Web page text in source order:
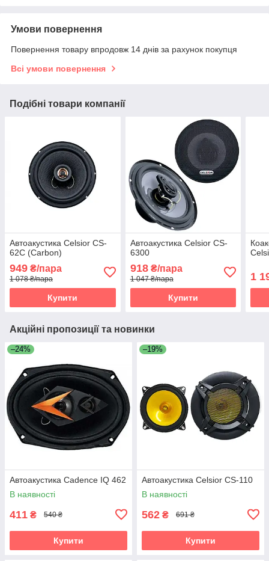
Умови повернення
Повернення товару впродовж 14 днів за рахунок покупця
Всі умови повернення
Подібні товари компанії
Автоакустика Celsior CS-
62С (Carbon)
949 ₴/пара
1 078 ₴/пара
Купити
Автоакустика Celsior CS-
6300
918₴/пара
1 047 ₴/пара
Купити
1
Акційні пропозиції та новинки
–24%
Автоакустика Cadence IQ 462
В наявності
411 ₴ 540 ₴
Купити
–19%
Автоакустика Celsior CS-110
В наявності
562 ₴ 691 ₴
Купити